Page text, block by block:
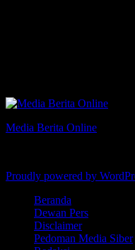
Media Berita Online
Proudly powered by
Beranda
Dewan Pers
Disclaimer
Pedoman Media Siber